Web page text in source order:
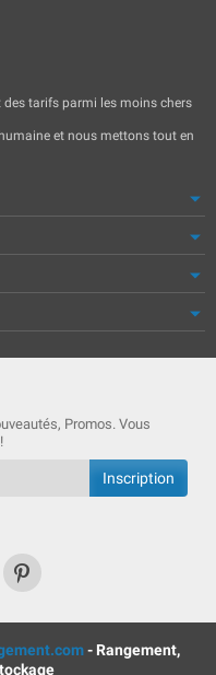
tarifs parmi les moins chers
et nous mettons tout en
Promos. Vous
- Rangement,